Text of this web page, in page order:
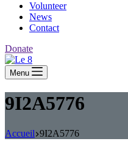
Volunteer
News
Contact
Donate
Menu
9I2A5776
Accueil 9I2A5776